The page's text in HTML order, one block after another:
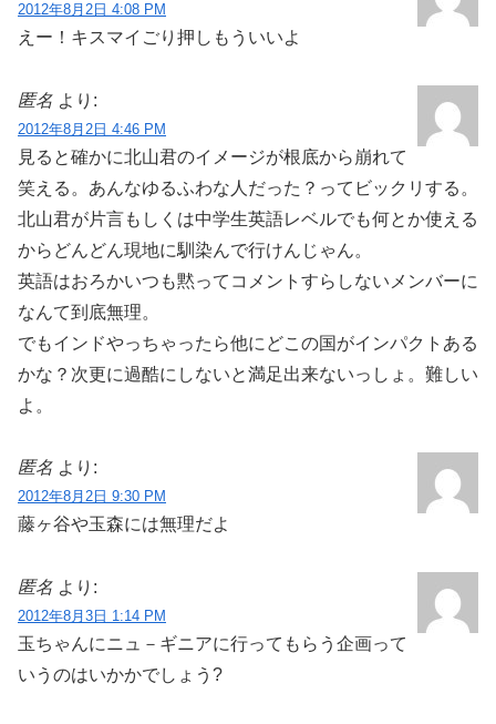
2012年8月2日 4:08 PM
えー！キスマイごり押しもういいよ
匿名 より:
2012年8月2日 4:46 PM
見ると確かに北山君のイメージが根底から崩れて
笑える。あんなゆるふわな人だった？ってビックリする。
北山君が片言もしくは中学生英語レベルでも何とか使える
からどんどん現地に馴染んで行けんじゃん。
英語はおろかいつも黙ってコメントすらしないメンバーに
なんて到底無理。
でもインドやっちゃったら他にどこの国がインパクトある
かな？次更に過酷にしないと満足出来ないっしょ。難しい
よ。
匿名 より:
2012年8月2日 9:30 PM
藤ヶ谷や玉森には無理だよ
匿名 より:
2012年8月3日 1:14 PM
玉ちゃんにニュ－ギニアに行ってもらう企画って
いうのはいかかでしょう?